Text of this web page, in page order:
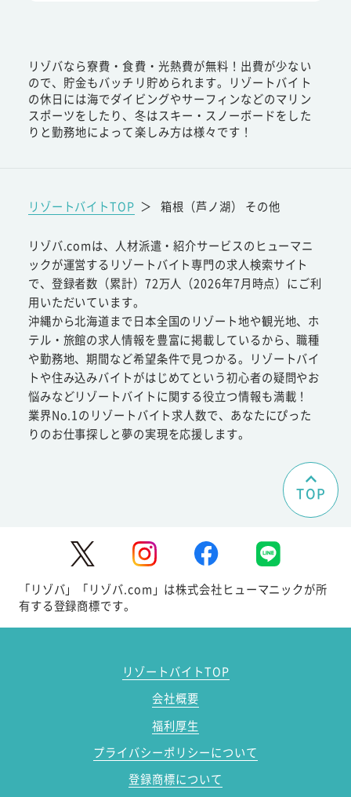
リゾバなら寮費・食費・光熱費が無料！出費が少ない
ので、貯金もバッチリ貯められます。リゾートバイト
の休日には海でダイビングやサーフィンなどのマリン
スポーツをしたり、冬はスキー・スノーボードをした
りと勤務地によって楽しみ方は様々です！
リゾートバイトTOP ＞ 箱根（芦ノ湖） その他
リゾバ.comは、人材派遣・紹介サービスのヒューマニ
ックが運営するリゾートバイト専門の求人検索サイト
で、登録者数（累計）72万人（2026年7月時点）にご利
用いただいています。
沖縄から北海道まで日本全国のリゾート地や観光地、ホ
テル・旅館の求人情報を豊富に掲載しているから、職種
や勤務地、期間など希望条件で見つかる。リゾートバイ
トや住み込みバイトがはじめてという初心者の疑問やお
悩みなどリゾートバイトに関する役立つ情報も満載！
業界No.1のリゾートバイト求人数で、あなたにぴった
りのお仕事探しと夢の実現を応援します。
TOP
「リゾバ」「リゾバ.com」は株式会社ヒューマニックが所
有する登録商標です。
リゾートバイトTOP
会社概要
福利厚生
プライバシーポリシーについて
登録商標について